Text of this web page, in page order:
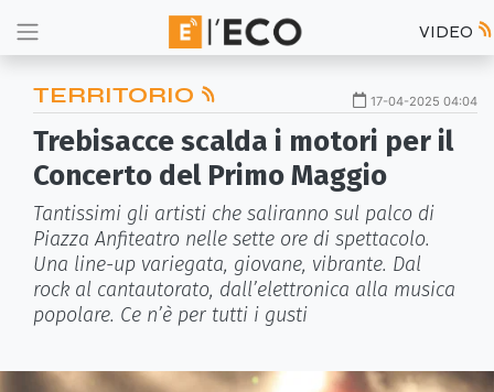
VIDEO
TERRITORIO 17-04-2025 04:04
Trebisacce scalda i motori per il
Concerto del Primo Maggio
Tantissimi gli artisti che saliranno sul palco di
Piazza Anfiteatro nelle sette ore di spettacolo.
Una line-up variegata, giovane, vibrante. Dal
rock al cantautorato, dall’elettronica alla musica
popolare. Ce n’è per tutti i gusti